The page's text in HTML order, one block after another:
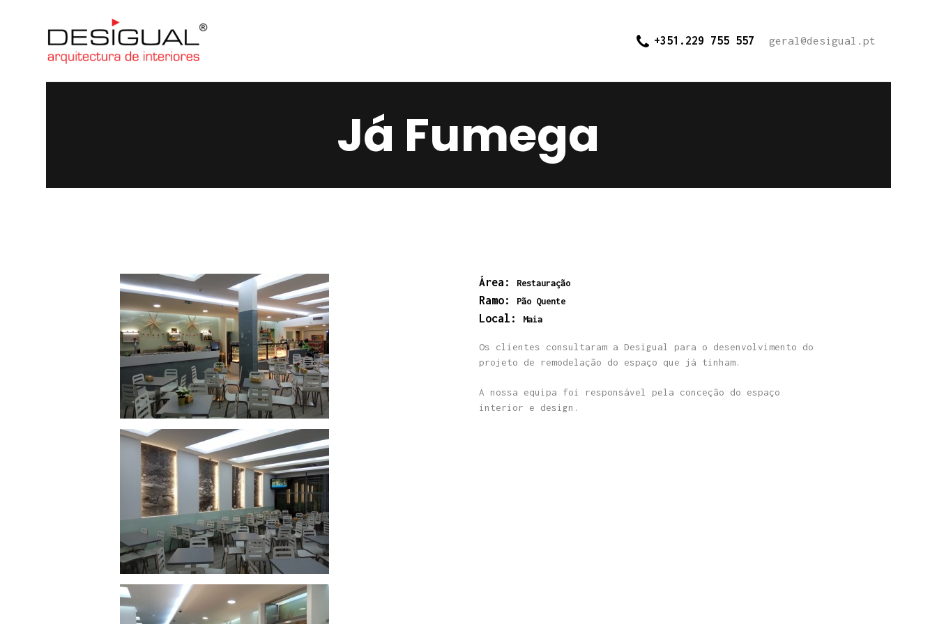
+351.229 755 557 geral@desigual.pt
Já Fumega
Contacts
Área: Restauração
Ramo: Pão Quente
Local: Maia
Os clientes consultaram a Desigual para o desenvolvimento do
projeto de remodelação do espaço que já tinham.
A nossa equipa foi responsável pela conceção do espaço
interior e design.